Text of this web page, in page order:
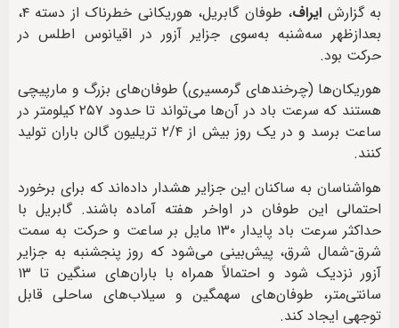
به گزارش ایراف
، طوفان گابریل، هوریکانی خطرناک از دسته ۴،
بعدازظهر سه‌شنبه به‌سوی جزایر آزور در اقیانوس اطلس در
حرکت بود.
هوریکان‌ها (چرخندهای گرمسیری) طوفان‌های بزرگ و مارپیچی
هستند که سرعت باد در آن‌ها می‌تواند تا حدود ۲۵۷ کیلومتر در
ساعت برسد و در یک روز بیش از ۲/۴ تریلیون گالن باران تولید
کنند.
هواشناسان به ساکنان این جزایر هشدار داده‌اند که برای برخورد
احتمالی این طوفان در اواخر هفته آماده باشند. گابریل با
حداکثر سرعت باد پایدار ۱۳۰ مایل بر ساعت و حرکت به سمت
شرق-شمال شرق، پیش‌بینی می‌شود که روز پنجشنبه به جزایر
آزور نزدیک شود و احتمالاً همراه با باران‌های سنگین تا ۱۳
سانتی‌متر، طوفان‌های سهمگین و سیلاب‌های ساحلی قابل
توجهی ایجاد کند.